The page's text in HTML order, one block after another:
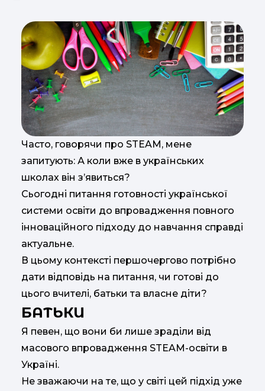
Часто, говорячи про STEAM, мене
запитують: А коли вже в українських
школах він з’явиться?
Сьогодні питання готовності української
системи освіти до впровадження повного
інноваційного підходу до навчання справді
актуальне.
В цьому контексті першочергово потрібно
дати відповідь на питання, чи готові до
цього вчителі, батьки та власне діти?
БАТЬКИ
Я певен, що вони би лише зраділи від
масового впровадження STEAM-освіти в
Україні.
Не зважаючи на те, що у світі цей підхід уже